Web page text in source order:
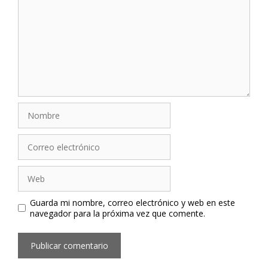
Nombre
Correo
electrónico
Web
Guarda mi nombre, correo electrónico y web en este
navegador para la próxima vez que comente.